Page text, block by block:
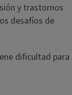
y trastornos
desafíos de
dificultad para